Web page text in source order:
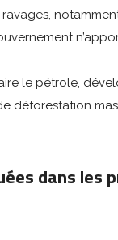
le pétrole,
déforestation
dans les